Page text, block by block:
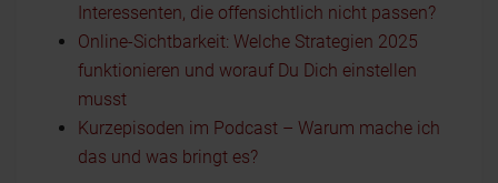
Interessenten, die offensichtlich nicht passen?
Online-Sichtbarkeit: Welche Strategien 2025
funktionieren und worauf Du Dich einstellen
musst
Kurzepisoden im Podcast – Warum mache ich
das und was bringt es?